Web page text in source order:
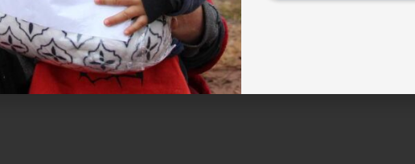
a Majestosa Estampa de Jesus, o Cristo
de Amor Fraterno e Solidariedade.